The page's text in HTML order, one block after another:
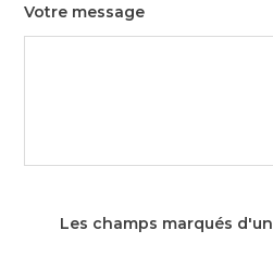
Votre message
Les champs marqués d'un